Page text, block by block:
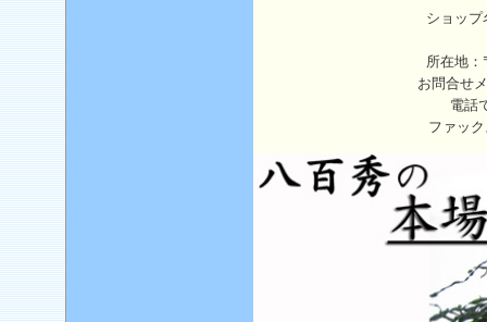
ショッ
所在地
お問合せ
電話
ファッ